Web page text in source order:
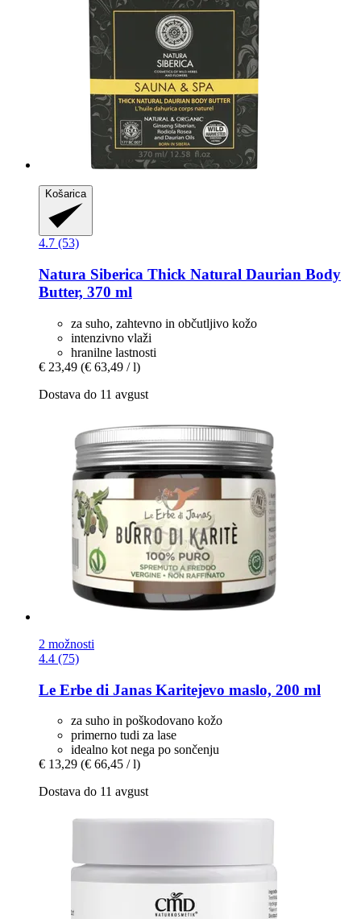
Košarica
4.7 (53)
Natura Siberica Thick Natural Daurian Body
Butter, 370 ml
za suho, zahtevno in občutljivo kožo
intenzivno vlaži
hranilne lastnosti
€ 23,49 (€ 63,49 / l)
Dostava do 11 avgust
2 možnosti
4.4 (75)
Le Erbe di Janas Karitejevo maslo, 200 ml
za suho in poškodovano kožo
primerno tudi za lase
idealno kot nega po sončenju
€ 13,29 (€ 66,45 / l)
Dostava do 11 avgust